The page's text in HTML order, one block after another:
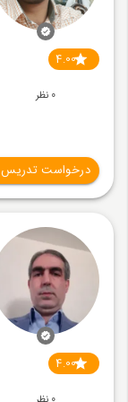
4.00
0 نظر
درخواست تدریس
4.00